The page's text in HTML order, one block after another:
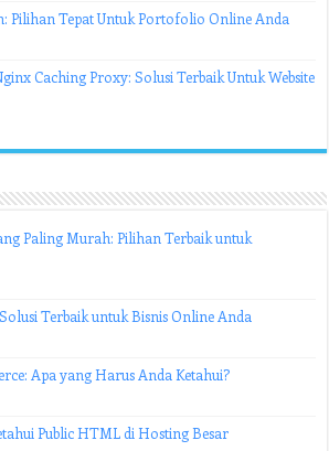
Pilihan Tepat Untuk Portofolio Online Anda
Caching Proxy: Solusi Terbaik Untuk Website
Paling Murah: Pilihan Terbaik untuk
Terbaik untuk Bisnis Online Anda
Apa yang Harus Anda Ketahui?
Public HTML di Hosting Besar